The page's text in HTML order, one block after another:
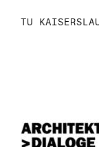
TU